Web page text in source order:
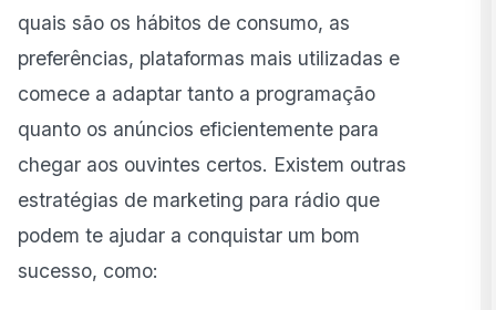
quais são os hábitos de consumo, as
preferências, plataformas mais utilizadas e
comece a adaptar tanto a programação
quanto os anúncios eficientemente para
chegar aos ouvintes certos. Existem outras
estratégias de marketing para rádio que
podem te ajudar a conquistar um bom
sucesso, como: